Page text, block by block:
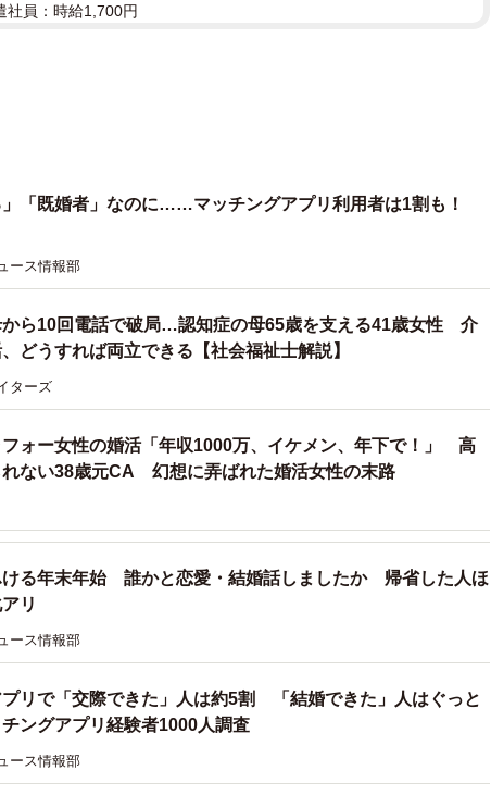
すすめな出会いの場ランキングTOP10（出典：結婚相談所Presia）
におすすめな出会いの場」では、「友人からの紹介」（113
、「マッチングアプリ」（68票）がTOP3となり、恋活では
プリ」ですが、婚活目的になると順位を下げ、代わりに
ばす結果となりました。
は、「最初から結婚を前提に活動している人だけが登録して
と感じた。独身証明書や収入証明書の提出が必要なところも
社員：時給1,700円
」「既婚者」なのに……マッチングアプリ利用者は1割も！
ース情報部
から10回電話で破局…認知症の母65歳を支える41歳女性 介
どうすれば両立できる【社会福祉士解説】
ターズ
フォー女性の婚活「年収1000万、イケメン、年下で！」 高
れない38歳元CA 幻想に弄ばれた婚活女性の末路
ける年末年始 誰かと恋愛・結婚話しましたか 帰省した人ほ
リ
ース情報部
リで「交際できた」人は約5割 「結婚できた」人はぐっと
ングアプリ経験者1000人調査
ース情報部